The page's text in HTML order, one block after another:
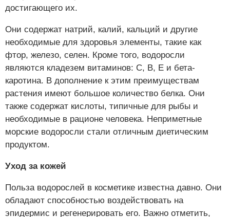
достигающего их.
Они содержат натрий, калий, кальций и другие
необходимые для здоровья элементы, такие как
фтор, железо, селен. Кроме того, водоросли
являются кладезем витаминов: С, В, Е и бета-
каротина. В дополнение к этим преимуществам
растения имеют большое количество белка. Они
также содержат кислоты, типичные для рыбы и
необходимые в рационе человека. Неприметные
морские водоросли стали отличным диетическим
продуктом.
Уход за кожей
Польза водорослей в косметике известна давно. Они
обладают способностью воздействовать на
эпидермис и регенерировать его. Важно отметить,